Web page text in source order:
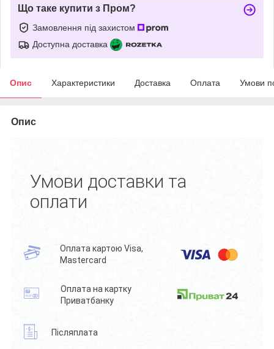
Що таке купити з Пром?
Замовлення під захистом
Доступна доставка
Опис Характеристики Доставка Оплата Умови
Опис
Умови доставки та
оплати
Оплата картою Visa,
Mastercard
Оплата на картку
Приватбанку
Післяплата